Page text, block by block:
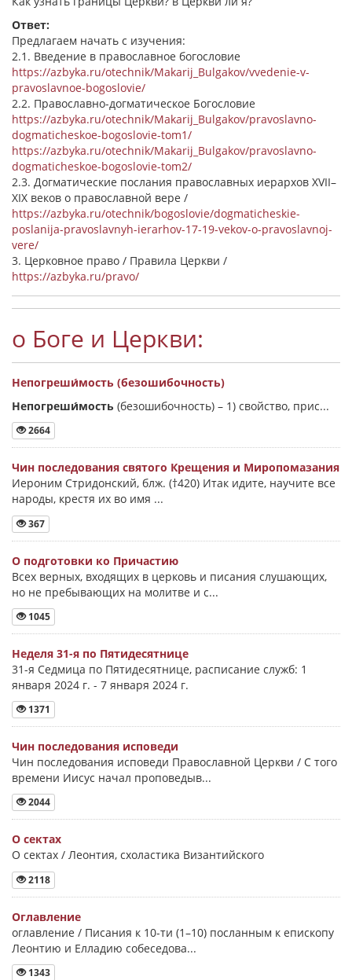
Ответ:
Предлагаем начать с изучения:
2.1. Введение в православное богословие
https://azbyka.ru/otechnik/Makarij_Bulgakov/vvedenie-v-
pravoslavnoe-bogoslovie/
2.2. Православно-догматическое Богословие
https://azbyka.ru/otechnik/Makarij_Bulgakov/pravoslavno-
dogmaticheskoe-bogoslovie-tom1/
https://azbyka.ru/otechnik/Makarij_Bulgakov/pravoslavno-
dogmaticheskoe-bogoslovie-tom2/
2.3. Догматические послания православных иерархов XVII–
XIX веков о православной вере /
https://azbyka.ru/otechnik/bogoslovie/dogmaticheskie-
poslanija-pravoslavnyh-ierarhov-17-19-vekov-o-pravoslavnoj-
vere/
3. Церковное право / Правила Церкви /
https://azbyka.ru/pravo/
о Боге и Церкви:
Непогреши́мость (безошибочность)
Непогреши́мость (безошибочность) – 1) свойство, прис...
2664
Чин последования святого Крещения и Миропомазания
Иероним Стридонский, блж. (†420) Итак идите, научите все
народы, крестя их во имя ...
367
О подготовки ко Причастию
Всех верных, входящих в церковь и писания слушающих,
но не пребывающих на молитве и с...
1045
Неделя 31-я по Пятидесятнице
31-я Седмица по Пятидесятнице, расписание служб: 1
января 2024 г. - 7 января 2024 г.
1371
Чин последования исповеди
Чин последования исповеди Православной Церкви / С того
времени Иисус начал проповедыв...
2044
О сектах
О сектах / Леонтия, схоластика Византийского
2118
Оглавление
оглавление / Писания к 10-ти (1–10) посланным к епископу
Леонтию и Елладию собеседова...
1343